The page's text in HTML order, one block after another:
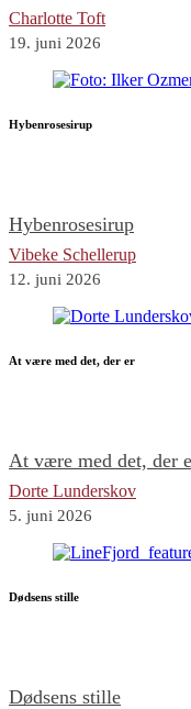
Charlotte Toft
19. juni 2026
Hybenrosesirup
Hybenrosesirup
Vibeke Schellerup
12. juni 2026
At være med det, der er
At være med det, der
Dorte Lunderskov
5. juni 2026
Dødsens stille
Dødsens stille